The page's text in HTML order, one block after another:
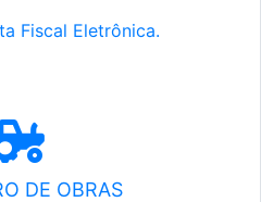
Fiscal Eletrônica.
DE OBRAS